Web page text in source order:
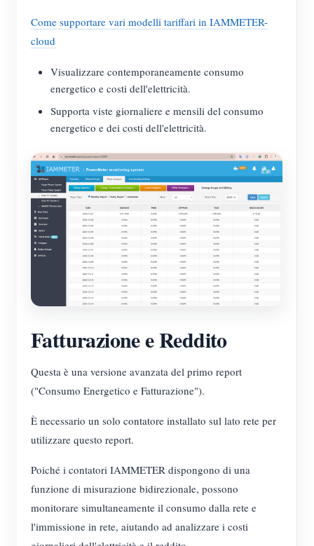
Come supportare vari modelli tariffari in IAMMETER-
cloud
Visualizzare contemporaneamente consumo
energetico e costi dell'elettricità.
Supporta viste giornaliere e mensili del consumo
energetico e dei costi dell'elettricità.
Fatturazione e Reddito
Questa è una versione avanzata del primo report
("Consumo Energetico e Fatturazione").
È necessario un solo contatore installato sul lato rete per
utilizzare questo report.
Poiché i contatori IAMMETER dispongono di una
funzione di misurazione bidirezionale, possono
monitorare simultaneamente il consumo dalla rete e
l'immissione in rete, aiutando ad analizzare i costi